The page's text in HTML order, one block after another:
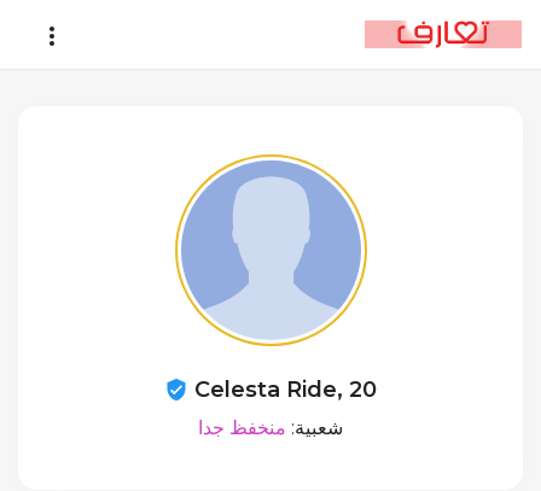
Celesta Ride, 20
شعبية: منخفظ جدا